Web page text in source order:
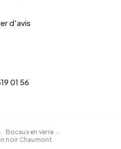
d'avis
01 56
· Bocaux en verre ·
noir Chaumont